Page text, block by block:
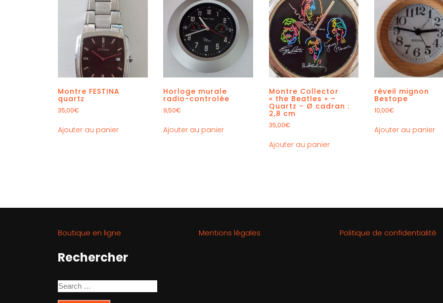
Montre FESTINA
quartz
35,00€
Ajouter au panier
Horloge murale
radio-controlée
9,50€
Ajouter au panier
Montre Collector
« the Beatles » –
Quartz – Ø cadran :
2,8 cm
35,00€
Ajouter au panier
réveil mignon
Bestope
10,00€
Ajouter au panier
Boutique en ligne
Rechercher
Mentions légales Politique de confidentialité